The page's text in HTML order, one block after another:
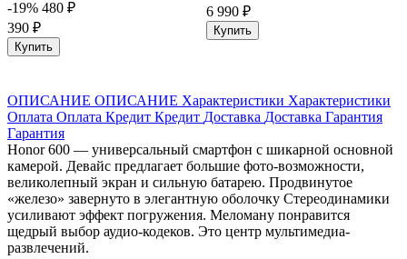
-19% 480 ₽
390 ₽
Купить
6 990 ₽
Купить
ОПИСАНИЕ ОПИСАНИЕ Характеристики Характеристики
Оплата Оплата Кредит Кредит Доставка Доставка Гарантия
Гарантия
Honor 600 — универсальный смартфон с шикарной основной
камерой. Девайс предлагает большие фото-возможности,
великолепный экран и сильную батарею. Продвинутое
«железо» завернуто в элегантную оболочку Стереодинамики
усиливают эффект погружения. Меломану понравится
щедрый выбор аудио-кодеков. Это центр мультимедиа-
развлечений.